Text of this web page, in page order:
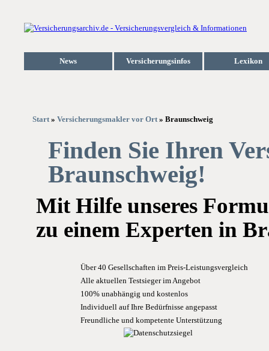
News Versicherungsinfos Lexikon
Start» Versicherungsmakler vor Ort» Braunschweig
Finden Sie Ihren
Braunschweig!
Mit Hilfe unseres
zu einem Experten in
Über 40 Gesellschaften im Preis-Leistungsvergleich
Alle aktuellen Testsieger im Angebot
100% unabhängig und kostenlos
Individuell auf Ihre Bedürfnisse angepasst
Freundliche und kompetente Unterstützung